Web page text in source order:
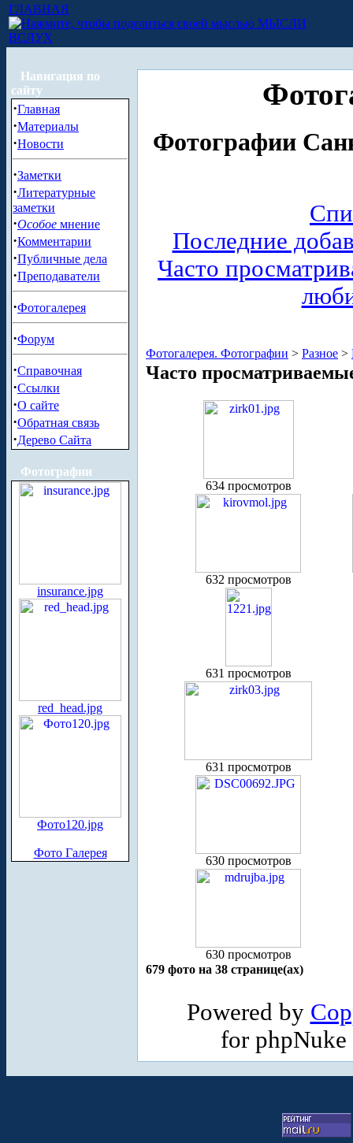
ГЛАВНАЯ
МЫСЛИ
ВСЛУХ
Навигация по
сайту
·Главная
·Материалы
·Новости
·Заметки
·Литературные
заметки
·Особое мнение
·Комментарии
·Публичные дела
·Преподаватели
·Фотогалерея
·Форум
·Справочная
·Ссылки
·О сайте
·Обратная связь
·Дерево Сайта
Фотографии
insurance.jpg
red_head.jpg
Фото120.jpg
Фото Галерея
Фотографии
Последние
Часто
Фотогалерея. Фотографии > Разное >
Часто
634 просмотров
632 просмотров
631 просмотров
631 просмотров
630 просмотров
630 просмотров
679 фото на 38 странице(ах)
Powered by
for